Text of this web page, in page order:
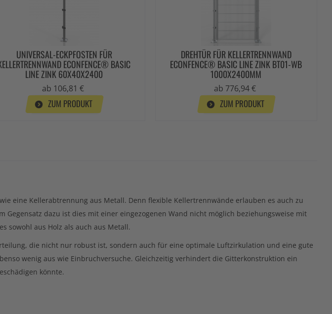
UNIVERSAL-ECKPFOSTEN FÜR
ECONFENCE® BASIC
LINE ZINK 60X40X2400
ab 106,81 €
ZUM PRODUKT
DREHTÜR FÜR KELLERTRENNWAND
ECONFENCE® BASIC LINE ZINK BT01-WB
1000X2400MM
ab 776,94 €
ZUM PRODUKT
eine Kellerabtrennung aus Metall. Denn flexible Kellertrennwände erlauben es auch zu
dazu ist dies mit einer eingezogenen Wand nicht möglich beziehungsweise mit
sowohl aus Holz als auch aus Metall.
die nicht nur robust ist, sondern auch für eine optimale Luftzirkulation und eine gute
wenig aus wie Einbruchversuche. Gleichzeitig verhindert die Gitterkonstruktion ein
könnte.